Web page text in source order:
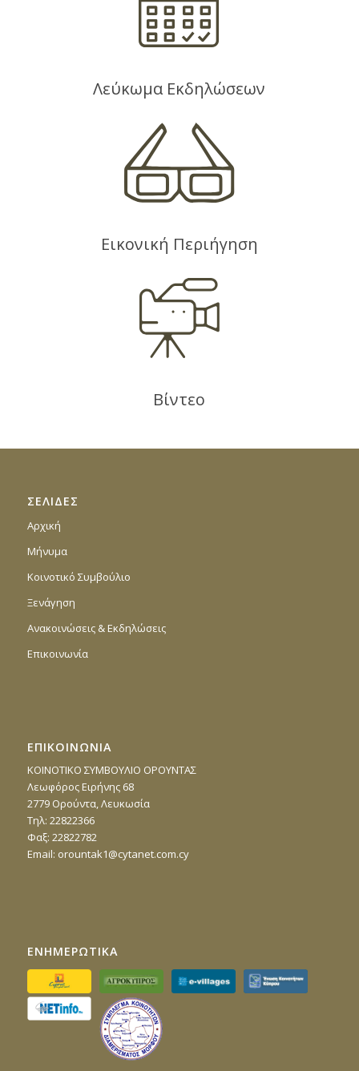
Λεύκωμα Εκδηλώσεων
Εικονική Περιήγηση
Βίντεο
ΣΕΛΙΔΕΣ
Αρχική
Μήνυμα
Κοινοτικό Συμβούλιο
Ξενάγηση
Ανακοινώσεις & Εκδηλώσεις
Επικοινωνία
ΕΠΙΚΟΙΝΩΝΙΑ
ΚΟΙΝΟΤΙΚΟ ΣΥΜΒΟΥΛΙΟ ΟΡΟΥΝΤΑΣ
Λεωφόρος Ειρήνης 68
2779 Ορούντα, Λευκωσία
Τηλ: 22822366
Φαξ: 22822782
Email: orountak1@cytanet.com.cy
ΕΝΗΜΕΡΩΤΙΚΑ